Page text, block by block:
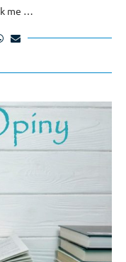
me …